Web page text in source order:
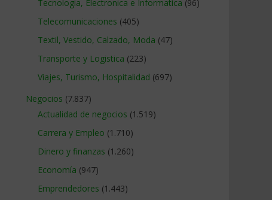
Tecnologia, Electronica e Informatica (96)
Telecomunicaciones (405)
Textil, Vestido, Calzado, Moda (47)
Transporte y Logistica (223)
Viajes, Turismo, Hospitalidad (697)
Negocios (7.837)
Actualidad de negocios (1.519)
Carrera y Empleo (1.710)
Dinero y finanzas (1.260)
Economía (947)
Emprendedores (1.443)